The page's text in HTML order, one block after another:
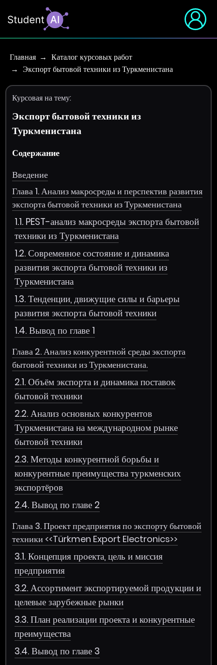
Главная
Каталог курсовых работ
Экспорт бытовой техники из Туркменистана
Курсовая на тему:
Экспорт бытовой техники из
Туркменистана
Содержание
Введение
Глава 1. Анализ макросреды и перспектив развития
экспорта бытовой техники из Туркменистана
1.1. PEST-анализ макросреды экспорта бытовой
техники из Туркменистана
1.2. Современное состояние и динамика
развития экспорта бытовой техники из
Туркменистана
1.3. Тенденции, движущие силы и барьеры
развития экспорта бытовой техники
1.4. Вывод по главе 1
Глава 2. Анализ конкурентной среды экспорта
бытовой техники из Туркменистана.
2.1. Объём экспорта и динамика поставок
бытовой техники
2.2. Анализ основных конкурентов
Туркменистана на международном рынке
бытовой техники
2.3. Методы конкурентной борьбы и
конкурентные преимущества туркменских
экспортёров
2.4. Вывод по главе 2
Глава 3. Проект предприятия по экспорту бытовой
техники <<Türkmen Export Electronics>>
3.1. Концепция проекта, цель и миссия
предприятия
3.2. Ассортимент экспортируемой продукции и
целевые зарубежные рынки
3.3. План реализации проекта и конкурентные
преимущества
3.4. Вывод по главе 3